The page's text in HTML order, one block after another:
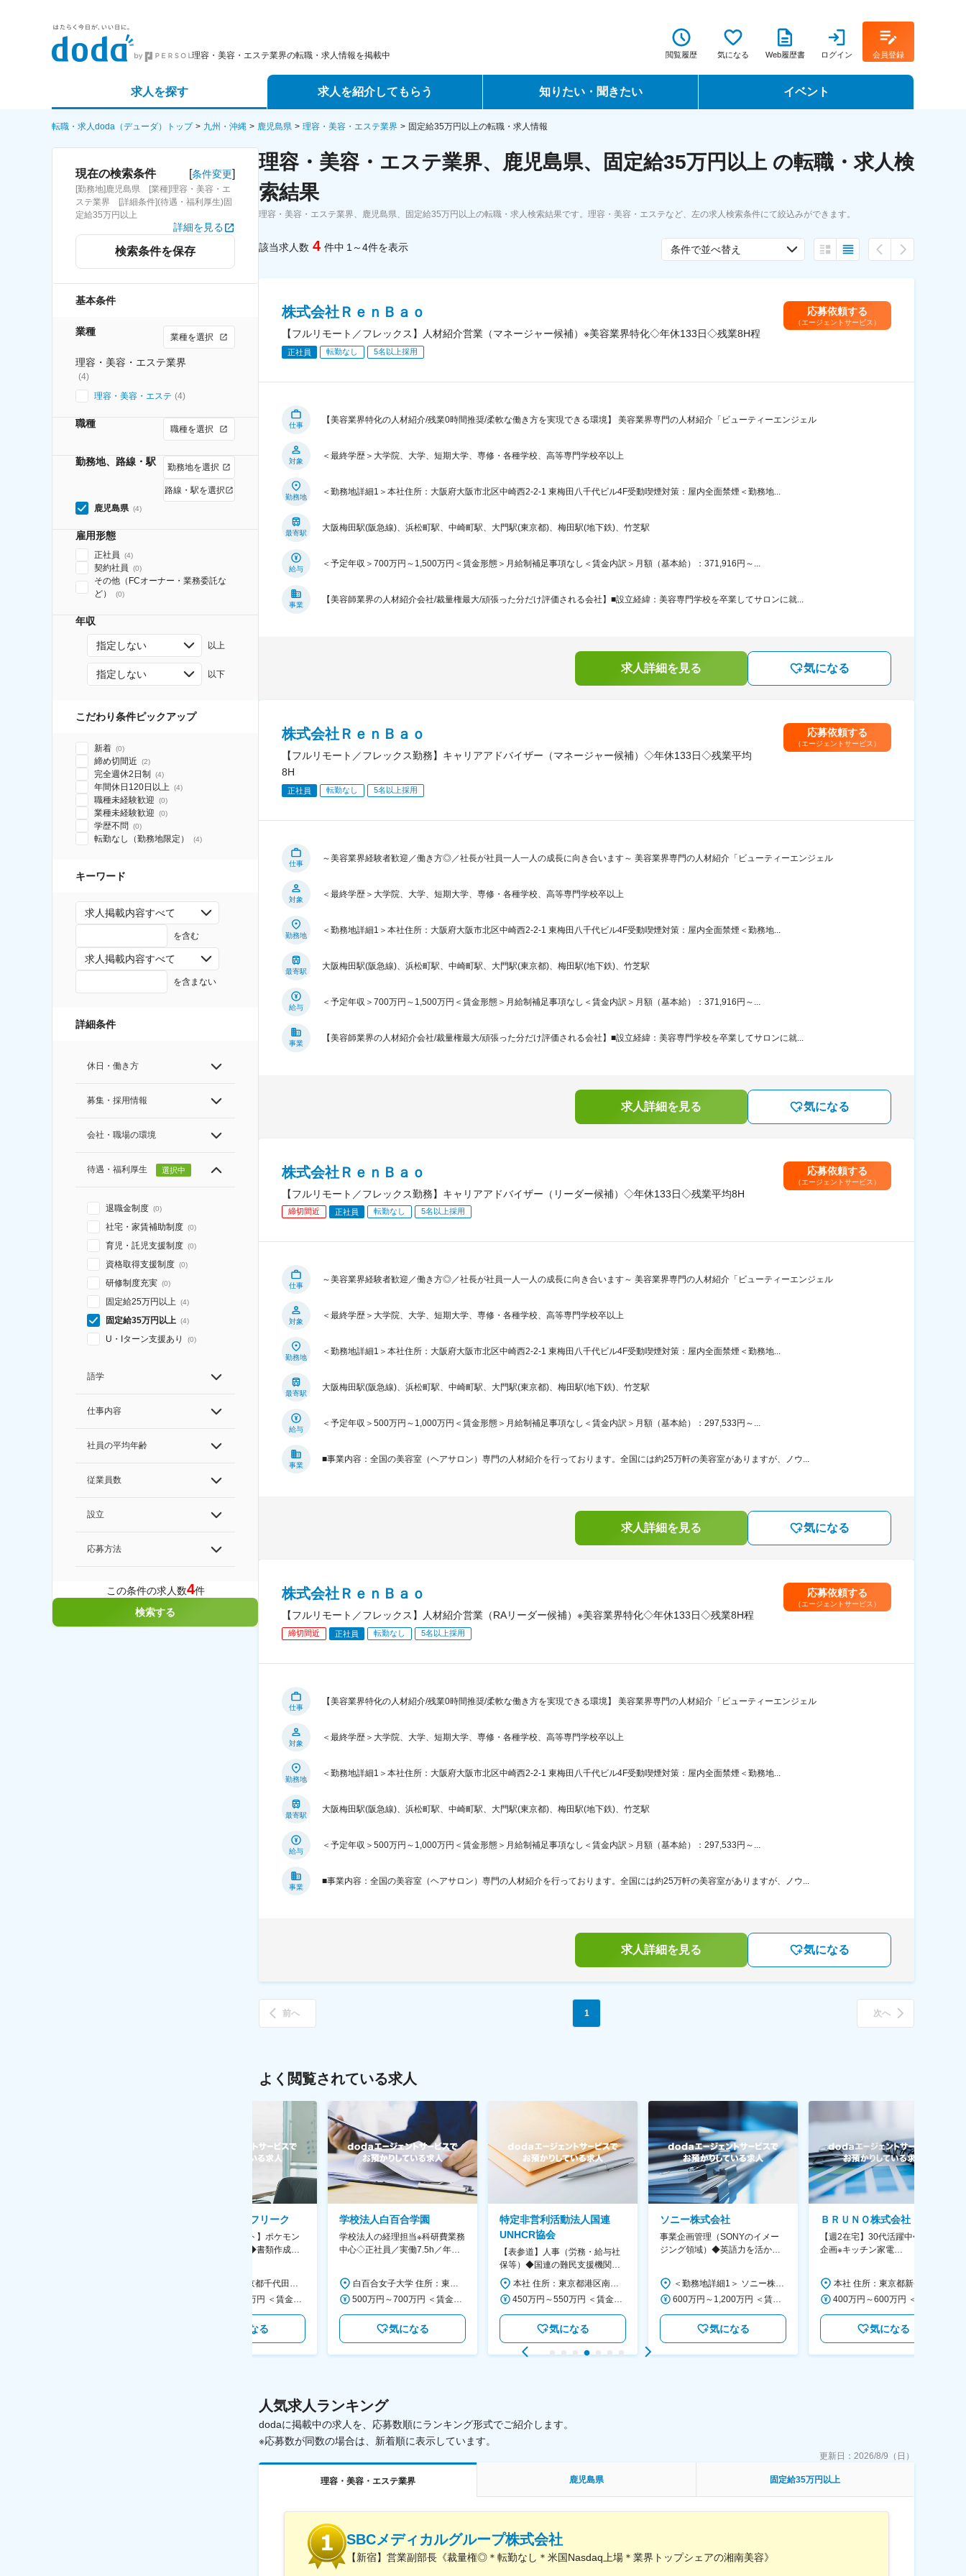
理容・美容・エステ業界の転職・求人情報を掲載中 閲覧履歴 気になる Web履歴書 ログイン 会員登録
求人を探す
詳細条件から探す
求人特集から探す
求人を紹介してもらう
エージェントサービス
スカウトサービス
パートナーエージェントサービス
知りたい・聞きたい
転職ノウハウ
データで見る転職
イベント
転職フェア
転職・求人doda（デューダ）トップ 九州・沖縄 鹿児島県 理容・美容・エステ業界 固定給35万円以上の転職・求人情報
現在の検索条件 [条件変更]
[勤務地]鹿児島県 [業種]理容・美容・エ
ステ業界 [詳細条件](待遇・福利厚生)固
定給35万円以上
詳細を見る
検索条件を保存
基本条件
業種 業種を選択
理容・美容・エステ業界
(4)
理容・美容・エステ (4)
職種 職種を選択
勤務地、路線・駅 勤務地を選択
路線・駅を選択
鹿児島県 (4)
雇用形態
正社員 (4)
契約社員 (0)
その他（FCオーナー・業務委託な
ど）
(0)
年収
指定しない 以上
指定しない 以下
こだわり条件ピックアップ
新着 (0)
締め切間近 (2)
完全週休2日制 (4)
年間休日120日以上 (4)
職種未経験歓迎 (0)
業種未経験歓迎 (0)
学歴不問 (0)
転勤なし（勤務地限定） (4)
キーワード
求人掲載内容すべて
を含む
求人掲載内容すべて
を含まない
詳細条件
休日・働き方
募集・採用情報
会社・職場の環境
待遇・福利厚生 選択中
退職金制度 (0)
社宅・家賃補助制度 (0)
育児・託児支援制度 (0)
資格取得支援制度 (0)
研修制度充実 (0)
固定給25万円以上 (4)
固定給35万円以上 (4)
U・Iターン支援あり (0)
語学
仕事内容
社員の平均年齢
従業員数
設立
応募方法
この条件の求人数4件
検索する
理容・美容・エステ業界、鹿児島県、固定給35万円以上 の転職・求人検
索結果
理容・美容・エステ業界、鹿児島県、固定給35万円以上の転職・求人検索結果です。理容・美容・エステなど、左の求人検索条件にて絞込みができます。
該当求人数 4 件中 1～4件を表示 条件で並べ替え
株式会社ＲｅｎＢａｏ
【フルリモート／フレックス】人材紹介営業（マネージャー候補）※美容業界特化◇年休133日◇残業8H程
正社員 転勤なし 5名以上採用
応募依頼する
（エージェントサービス）
仕事
【美容業界特化の人材紹介/残業0時間推奨/柔軟な働き方を実現できる環境】 美容業界専門の人材紹介「ビューティーエンジェル
対象
＜最終学歴＞大学院、大学、短期大学、専修・各種学校、高等専門学校卒以上
勤務地
＜勤務地詳細1＞本社住所：大阪府大阪市北区中崎西2-2-1 東梅田八千代ビル4F受動喫煙対策：屋内全面禁煙＜勤務地...
最寄駅
大阪梅田駅(阪急線)、浜松町駅、中崎町駅、大門駅(東京都)、梅田駅(地下鉄)、竹芝駅
給与
＜予定年収＞700万円～1,500万円＜賃金形態＞月給制補足事項なし＜賃金内訳＞月額（基本給）：371,916円～...
事業
【美容師業界の人材紹介会社/裁量権最大/頑張った分だけ評価される会社】■設立経緯：美容専門学校を卒業してサロンに就...
求人詳細を見る 気になる
株式会社ＲｅｎＢａｏ
【フルリモート／フレックス勤務】キャリアアドバイザー（マネージャー候補）◇年休133日◇残業平均
8H
正社員 転勤なし 5名以上採用
応募依頼する
（エージェントサービス）
仕事
～美容業界経験者歓迎／働き方◎／社長が社員一人一人の成長に向き合います～ 美容業界専門の人材紹介「ビューティーエンジェル
対象
＜最終学歴＞大学院、大学、短期大学、専修・各種学校、高等専門学校卒以上
勤務地
＜勤務地詳細1＞本社住所：大阪府大阪市北区中崎西2-2-1 東梅田八千代ビル4F受動喫煙対策：屋内全面禁煙＜勤務地...
最寄駅
大阪梅田駅(阪急線)、浜松町駅、中崎町駅、大門駅(東京都)、梅田駅(地下鉄)、竹芝駅
給与
＜予定年収＞700万円～1,500万円＜賃金形態＞月給制補足事項なし＜賃金内訳＞月額（基本給）：371,916円～...
事業
【美容師業界の人材紹介会社/裁量権最大/頑張った分だけ評価される会社】■設立経緯：美容専門学校を卒業してサロンに就...
求人詳細を見る 気になる
株式会社ＲｅｎＢａｏ
【フルリモート／フレックス勤務】キャリアアドバイザー（リーダー候補）◇年休133日◇残業平均8H
締切間近 正社員 転勤なし 5名以上採用
応募依頼する
（エージェントサービス）
仕事
～美容業界経験者歓迎／働き方◎／社長が社員一人一人の成長に向き合います～ 美容業界専門の人材紹介「ビューティーエンジェル
対象
＜最終学歴＞大学院、大学、短期大学、専修・各種学校、高等専門学校卒以上
勤務地
＜勤務地詳細1＞本社住所：大阪府大阪市北区中崎西2-2-1 東梅田八千代ビル4F受動喫煙対策：屋内全面禁煙＜勤務地...
最寄駅
大阪梅田駅(阪急線)、浜松町駅、中崎町駅、大門駅(東京都)、梅田駅(地下鉄)、竹芝駅
給与
＜予定年収＞500万円～1,000万円＜賃金形態＞月給制補足事項なし＜賃金内訳＞月額（基本給）：297,533円～...
事業
■事業内容：全国の美容室（ヘアサロン）専門の人材紹介を行っております。全国には約25万軒の美容室がありますが、ノウ...
求人詳細を見る 気になる
株式会社ＲｅｎＢａｏ
【フルリモート／フレックス】人材紹介営業（RAリーダー候補）※美容業界特化◇年休133日◇残業8H程
締切間近 正社員 転勤なし 5名以上採用
応募依頼する
（エージェントサービス）
仕事
【美容業界特化の人材紹介/残業0時間推奨/柔軟な働き方を実現できる環境】 美容業界専門の人材紹介「ビューティーエンジェル
対象
＜最終学歴＞大学院、大学、短期大学、専修・各種学校、高等専門学校卒以上
勤務地
＜勤務地詳細1＞本社住所：大阪府大阪市北区中崎西2-2-1 東梅田八千代ビル4F受動喫煙対策：屋内全面禁煙＜勤務地...
最寄駅
大阪梅田駅(阪急線)、浜松町駅、中崎町駅、大門駅(東京都)、梅田駅(地下鉄)、竹芝駅
給与
＜予定年収＞500万円～1,000万円＜賃金形態＞月給制補足事項なし＜賃金内訳＞月額（基本給）：297,533円～...
事業
■事業内容：全国の美容室（ヘアサロン）専門の人材紹介を行っております。全国には約25万軒の美容室がありますが、ノウ...
求人詳細を見る 気になる
前へ 1 次へ
よく閲覧されている求人
株式会社ゲームフリーク
【庶務アシスタント】ポケモン
シリーズ開発企業◆書類作成・
本社 住所：東京都千代田区神田錦町2-2-1 KANDASQUARE 受動喫煙対策：屋内全面禁煙 変更の範囲：会社の定める事業所
350万円～500万円 ＜賃金形態＞ 月給制 ＜賃金内訳＞ 月額（基本給）：215,000円～307,000円 固定残業手当/月：76,700円～110,000円（固定残業時間45時間0分/月） 超過した時間外労働の残業手当は追加支給 ＜月給＞ 291,700円～417,000円（一律手当を含む） ＜昇給有無＞ 有 ＜残業手当＞ 有 ＜給与補足＞ ※経験・能力を考慮の上、年齢に関わりなく当社規定により優遇します。 賃金はあくまでも目安の金額であり、選考を通じて上下する可能性があります。 月給(月額)は固定手当を含めた表記です。
気になる
学校法人白百合学園
学校法人の経理担当※科研費業務
中心◇正社員／実働7.5h／年休
大学
白百合女子大学 住所：東京都調布市緑ヶ丘1-25 勤務地最寄駅：京王線／仙川駅 受動喫煙対策：屋内全面禁煙 変更の範囲：会社の定める事業所
500万円～700万円 ＜賃金形態＞ 月給制 ＜賃金内訳＞ 月額（基本給）：280,000円～430,000円 ＜月給＞ 280,000円～430,000円 ＜昇給有無＞ 有 ＜残業手当＞ 有 ＜給与補足＞ ※年齢・過去の経験に基づき、本学規定に合わせ決定 【残業手当】有 /残業時間に応じて全額支給（※想定年収に含む） 【各種手当】扶養手当/住宅手当/通勤手当 等 【賞与】年2回（6月、12月） 【昇給】年1回（4月） 賃金はあくまでも目安の金額であり、選考を通じて上下する可能性があります。 月給(月額)は固定手当を含めた表記です。
気になる
特定非営利活動法人国連
UNHCR協会
【表参道】人事（労務・給与社
保等）◆国連の難民支援機関の
活動を支える日本公式支援窓口
◆正職員登用前提
本社 住所：東京都港区南青山6-10-11 ウェスレーセンター3F 勤務地最寄駅：地下鉄各線／表参道駅 受動喫煙対策：屋内全面禁煙 変更の範囲：会社の定める事業所（リモートワーク含む）
450万円～550万円 ＜賃金形態＞ 月給制 ＜賃金内訳＞ 月額（基本給）：340,000円～420,000円 ＜月給＞ 340,000円～420,000円 ＜昇給有無＞ 有 ＜残業手当＞ 有 ＜給与補足＞ ※能力・経験によって決定します。 ■賞与あり（業績評価に応じて支給） 賃金はあくまでも目安の金額であり、選考を通じて上下する可能性があります。 月給(月額)は固定手当を含めた表記です。
気になる
ソニー株式会社
事業企画管理（SONYのイメー
ジング領域）◆英語力を活か
＜勤務地詳細1＞ ソニー株式会社 住所：神奈川県横浜市西区みなとみらい5-1-1 受動喫煙対策：屋内全面禁煙 ＜勤務地詳細2＞ ソニーシティ大崎 住所：東京都品川区大崎2-10-1 勤務地最寄駅：JR線／大崎駅 受動喫煙対策：屋内全面禁煙 変更の範囲：会社の定める事業所（リモートワーク含む）
600万円～1,200万円 ＜賃金形態＞ 月給制 ＜賃金内訳＞ 月額（基本給）：350,000円～500,000円 ＜月給＞ 350,000円～500,000円 ＜昇給有無＞ 有 ＜残業手当＞ 有 ＜給与補足＞ ※年収は経験や能力を考慮の上、当社規定により決定します。 賃金はあくまでも目安の金額であり、選考を通じて上下する可能性があります。 月給(月額)は固定手当を含めた表記です。
気になる
ＢＲＵＮＯ株式会社
【週2在宅】30代活躍中◆商品
企画※キッチン家電
画～調達／働き方◎
気になる
人気求人ランキング
dodaに掲載中の求人を、応募数順にランキング形式でご紹介します。
※応募数が同数の場合は、新着順に表示しています。
更新日： 2026/8/9（日）
理容・美容・エステ業界 鹿児島県 固定給35万円以上
SBCメディカルグループ株式会社
【新宿】営業副部長《裁量権◎＊転勤なし＊米国Nasdaq上場＊業界トップシェアの湘南美容》